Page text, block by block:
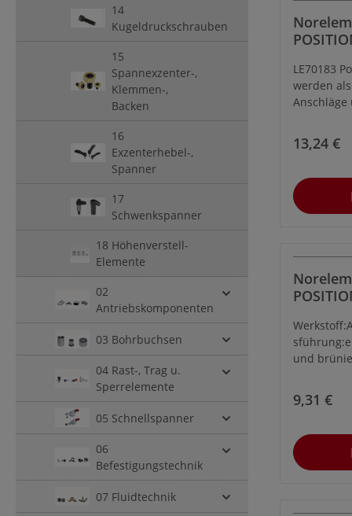
14
Kugeldruckschrauben
15
Spannexzenter-,
Klemmen-,
Backen
16
Exzenterhebel-,
Spanner
17
Schwenkspanner
18 Höhenverstell-
Elemente
02
Antriebskomponenten
03 Bohrbuchsen
04 Rast-, Trag u.
Sperrelemente
05 Schnellspanner
06
Befestigungstechnik
07 Fluidtechnik
U.
SW=17
LE70183
werden
Anschläge
Gerätebau
brüniert.
13,24 €
U.
SW=17
und
Auflagen,
Gerätebau
9,31 €